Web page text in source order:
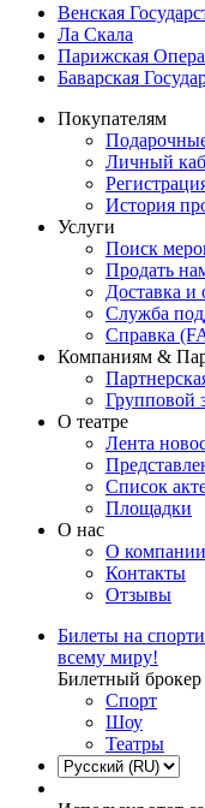
Венская
Ла Скала
Парижская Опера
Баварская
Покупателям
Личный
История
Услуги
Поиск
Продать
Доставка и
Служба
Справка
Компаниям &
Групповой
О театре
Лента
Список
Площадки
О нас
О компании
Контакты
Отзывы
Билеты на
всему миру!
Билетный брокер
Спорт
Шоу
Театры